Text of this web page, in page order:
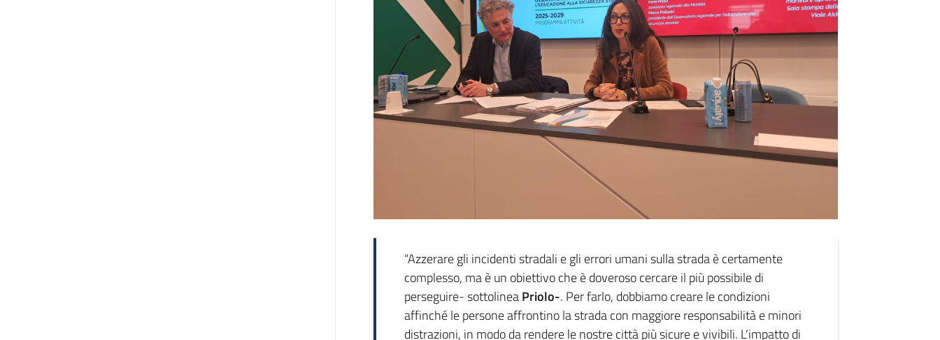
“Azzerare gli incidenti stradali e gli errori umani sulla strada è certamente
complesso, ma è un obiettivo che è doveroso cercare il più possibile di
perseguire- sottolineaPriolo-. Per farlo, dobbiamo creare le condizioni
affinché le persone affrontino la strada con maggiore responsabilità e minori
distrazioni, in modo da rendere le nostre città più sicure e vivibili. L’impatto di